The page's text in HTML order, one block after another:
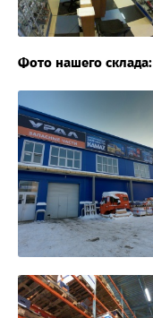
Фото нашего склада: